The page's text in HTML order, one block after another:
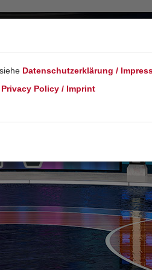
siehe Datenschutzerklärung /
Privacy Policy / Imprint